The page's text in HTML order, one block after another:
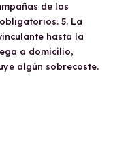
de los
5. La
hasta la
a domicilio,
algún sobrecoste.